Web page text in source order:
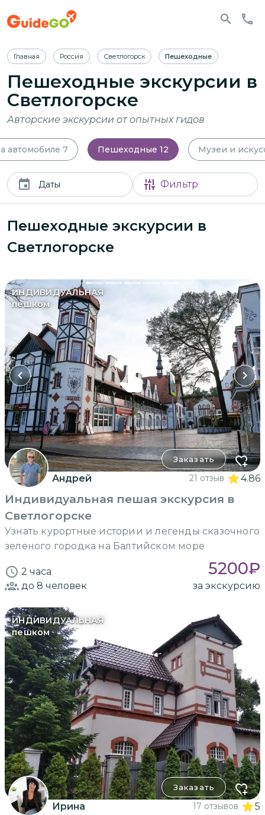
Главная Россия Светлогорск Пешеходные
Пешеходные экскурсии в
Светлогорске
Авторские экскурсии от опытных гидов
автомобиле 7 Пешеходные 12 Музеи и
Даты Фильтр
Пешеходные экскурсии в
Светлогорске
ИНДИВИДУАЛЬНАЯ
пешком
Заказать
Андрей 21 отзыв 4.86
Индивидуальная пешая экскурсия в
Светлогорске
Узнать курортные истории и легенды сказочного
зеленого городка на Балтийском море
2 часа 5200₽
до 8 человек за экскурсию
ИНДИВИДУАЛЬНАЯ
пешком
Заказать
Ирина 17 отзывов 5